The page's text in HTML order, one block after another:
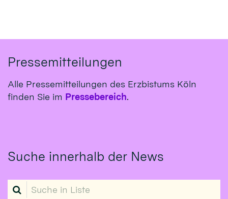
Pressemitteilungen
Alle Pressemitteilungen des Erzbistums Köln
finden Sie im Pressebereich.
Suche innerhalb der News
Suche in Liste